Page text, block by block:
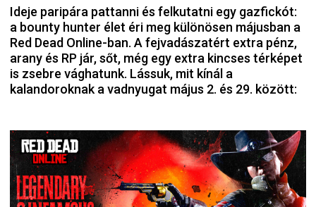
Ideje paripára pattanni és felkutatni egy gazfickót:
a bounty hunter élet éri meg különösen májusban a
Red Dead Online-ban. A fejvadászatért extra pénz,
arany és RP jár, sőt, még egy extra kincses térképet
is zsebre vághatunk. Lássuk, mit kínál a
kalandoroknak a vadnyugat május 2. és 29. között: